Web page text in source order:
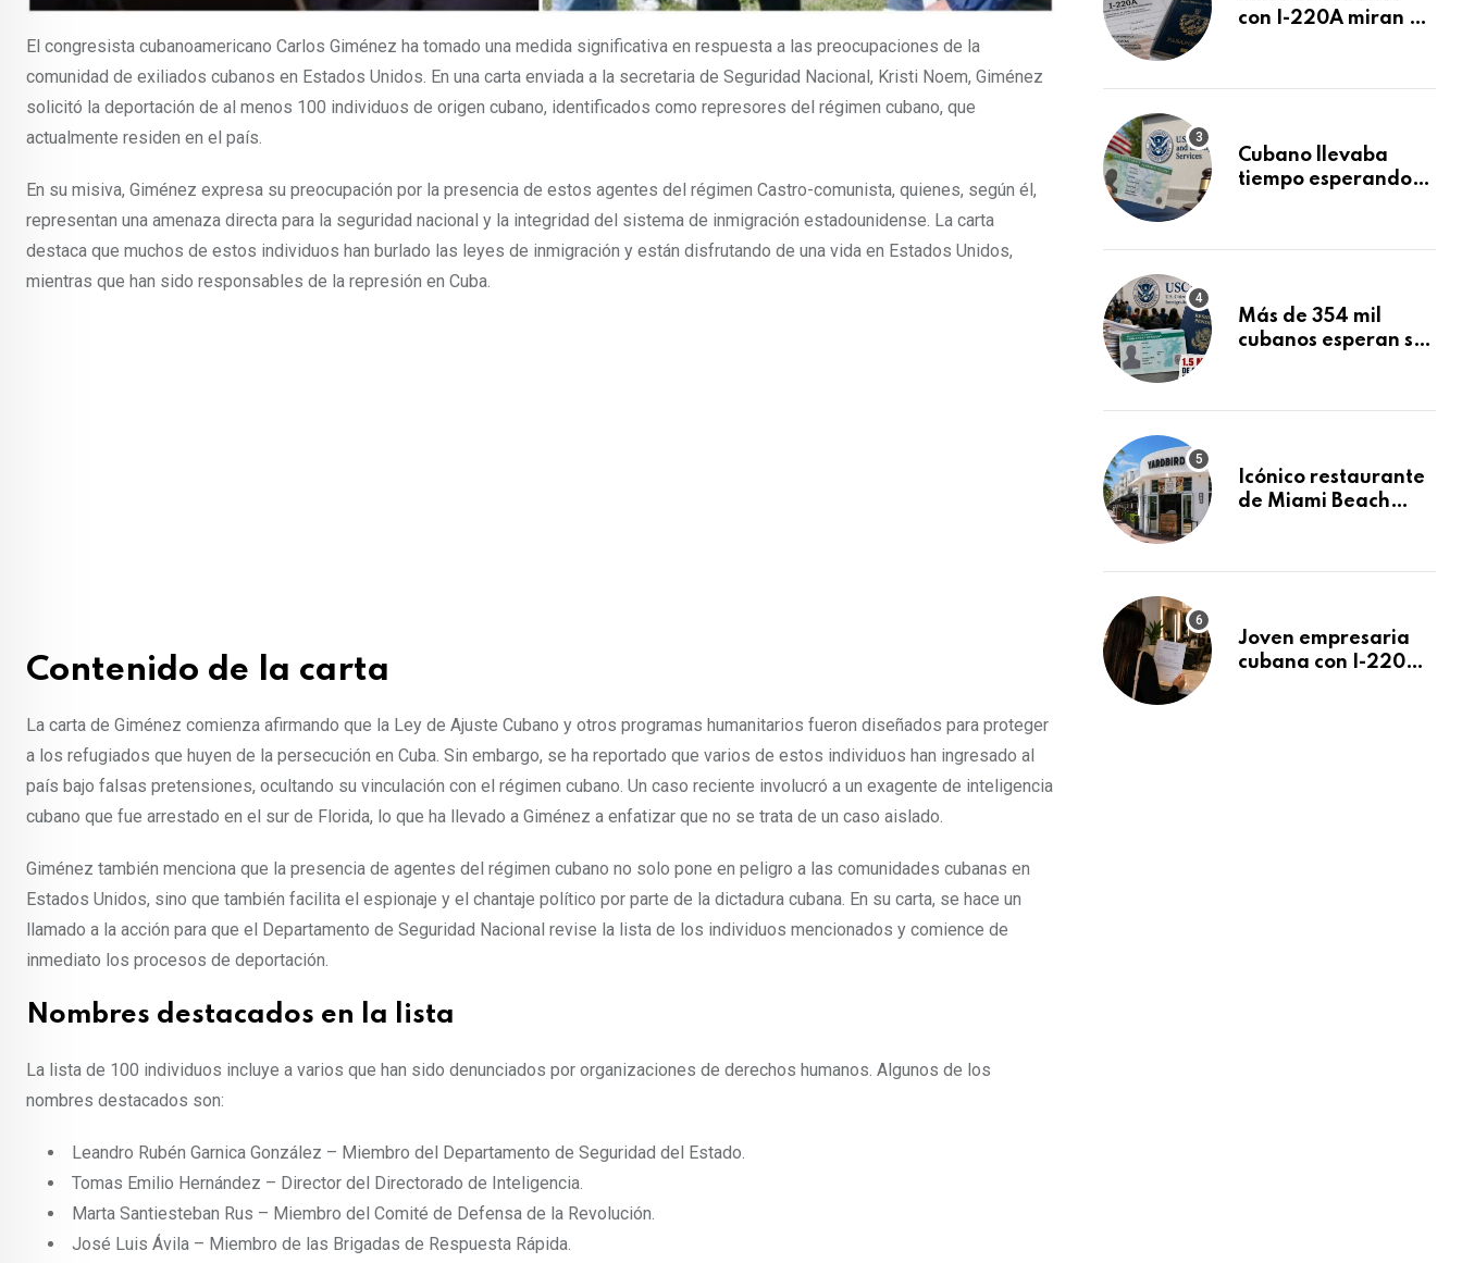
El congresista cubanoamericano Carlos Giménez ha tomado una medida significativa en respuesta a las preocupaciones de la
comunidad de exiliados cubanos en Estados Unidos. En una carta enviada a la secretaria de Seguridad Nacional, Kristi Noem, Giménez
solicitó la deportación de al menos 100 individuos de origen cubano, identificados como represores del régimen cubano, que
actualmente residen en el país.
En su misiva, Giménez expresa su preocupación por la presencia de estos agentes del régimen Castro-comunista, quienes, según él,
representan una amenaza directa para la seguridad nacional y la integridad del sistema de inmigración estadounidense. La carta
destaca que muchos de estos individuos han burlado las leyes de inmigración y están disfrutando de una vida en Estados Unidos,
mientras que han sido responsables de la represión en Cuba.
Contenido de la carta
La carta de Giménez comienza afirmando que la Ley de Ajuste Cubano y otros programas humanitarios fueron diseñados para proteger
a los refugiados que huyen de la persecución en Cuba. Sin embargo, se ha reportado que varios de estos individuos han ingresado al
país bajo falsas pretensiones, ocultando su vinculación con el régimen cubano. Un caso reciente involucró a un exagente de inteligencia
cubano que fue arrestado en el sur de Florida, lo que ha llevado a Giménez a enfatizar que no se trata de un caso aislado.
Giménez también menciona que la presencia de agentes del régimen cubano no solo pone en peligro a las comunidades cubanas en
Estados Unidos, sino que también facilita el espionaje y el chantaje político por parte de la dictadura cubana. En su carta, se hace un
llamado a la acción para que el Departamento de Seguridad Nacional revise la lista de los individuos mencionados y comience de
inmediato los procesos de deportación.
Nombres destacados en la lista
La lista de 100 individuos incluye a varios que han sido denunciados por organizaciones de derechos humanos. Algunos de los
nombres destacados son:
Leandro Rubén Garnica González – Miembro del Departamento de Seguridad del Estado.
Tomas Emilio Hernández – Director del Directorado de Inteligencia.
Marta Santiesteban Rus – Miembro del Comité de Defensa de la Revolución.
José Luis Ávila – Miembro de las Brigadas de Respuesta Rápida.
con I-220A miran al
decidirse en una
Cubano llevaba
tiempo esperando
tras Writ of
Más de 354 mil
cubanos esperan su
acumula 1.5 millones
Icónico restaurante
de Miami Beach
después de 15 años
Joven empresaria
cubana con I-220A